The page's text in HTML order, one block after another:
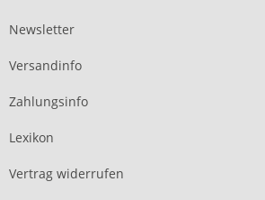
Newsletter
Versandinfo
Zahlungsinfo
Lexikon
Vertrag widerrufen